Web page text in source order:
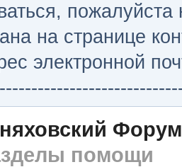
на странице
электронной
Форум
помощи